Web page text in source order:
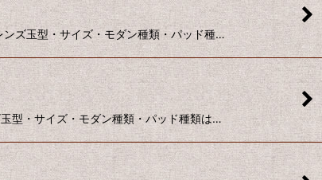
ズ玉型・サイズ・モダン種類・パッド種…
・サイズ・モダン種類・パッド種類は…